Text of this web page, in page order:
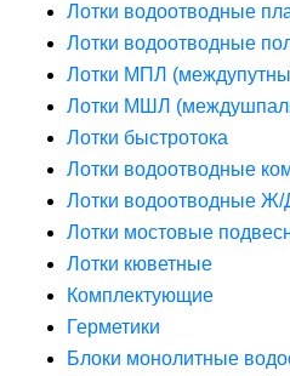
Лотки водоотводные
Лотки водоотводные
Лотки МПЛ
Лотки МШЛ
Лотки быстротока
Лотки водоотводные
Лотки водоотводные Ж/
Лотки мостовые
Лотки кюветные
Комплектующие
Герметики
Блоки монолитные